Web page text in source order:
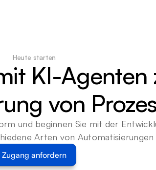
Heute starten
KI-Agenten
von
und beginnen Sie mit der
Arten von Automatisierungen
Zugang anfordern